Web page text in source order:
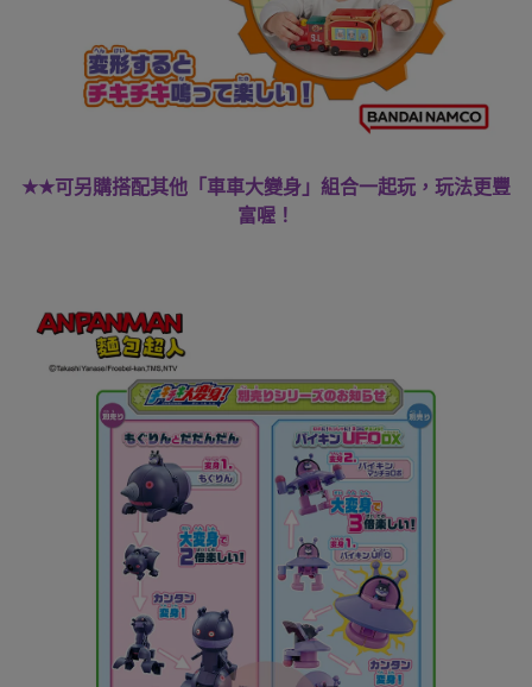
★★可另購搭配其他「車車大變身」組合一起玩，玩法更豐
富喔！